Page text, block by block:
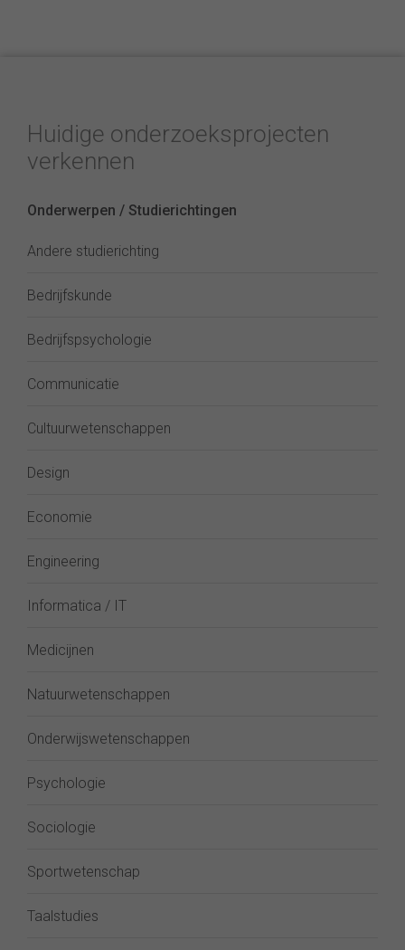
Huidige onderzoeksprojecten
verkennen
Onderwerpen / Studierichtingen
Andere studierichting
Bedrijfskunde
Bedrijfspsychologie
Communicatie
Cultuurwetenschappen
Design
Economie
Engineering
Informatica / IT
Medicijnen
Natuurwetenschappen
Onderwijswetenschappen
Psychologie
Sociologie
Sportwetenschap
Taalstudies